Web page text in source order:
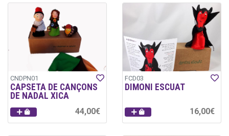
CNDPN01
CAPSETA DE CANÇONS
DE NADAL XICA
44,00€
FCD03
DIMONI ESCUAT
16,00€